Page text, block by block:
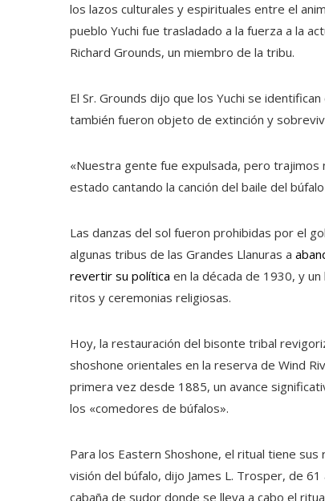
los lazos culturales y espirituales entre el
pueblo Yuchi fue trasladado a la fuerza a la
Richard Grounds, un miembro de la tribu.
El Sr. Grounds dijo que los Yuchi se
también fueron objeto de extinción y
«Nuestra gente fue expulsada, pero
estado cantando la canción del baile del
Las danzas del sol fueron prohibidas por el
algunas tribus de las Grandes Llanuras a
revertir su política en la década de 1930, y un
ritos y ceremonias religiosas.
Hoy, la restauración del bisonte tribal
shoshone orientales en la reserva de Wind
primera vez desde 1885, un avance
los «comedores de búfalos».
Para los Eastern Shoshone, el ritual tiene
visión del búfalo, dijo James L. Trosper, de
cabaña de sudor donde se lleva a cabo el